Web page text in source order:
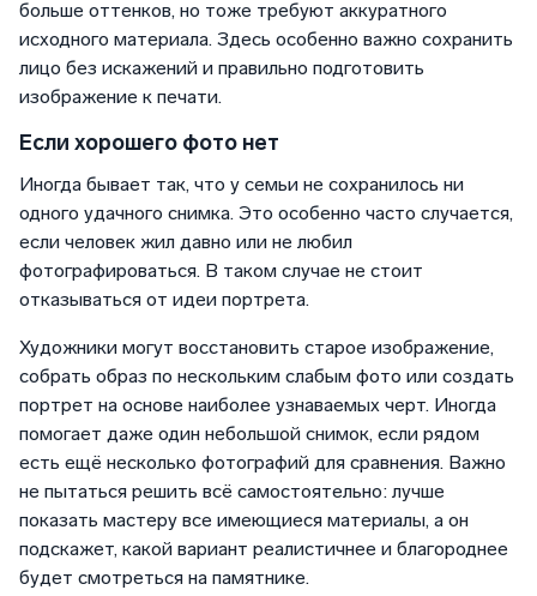
больше оттенков, но тоже требуют аккуратного
исходного материала. Здесь особенно важно сохранить
лицо без искажений и правильно подготовить
изображение к печати.
Если хорошего фото нет
Иногда бывает так, что у семьи не сохранилось ни
одного удачного снимка. Это особенно часто случается,
если человек жил давно или не любил
фотографироваться. В таком случае не стоит
отказываться от идеи портрета.
Художники могут восстановить старое изображение,
собрать образ по нескольким слабым фото или создать
портрет на основе наиболее узнаваемых черт. Иногда
помогает даже один небольшой снимок, если рядом
есть ещё несколько фотографий для сравнения. Важно
не пытаться решить всё самостоятельно: лучше
показать мастеру все имеющиеся материалы, а он
подскажет, какой вариант реалистичнее и благороднее
будет смотреться на памятнике.